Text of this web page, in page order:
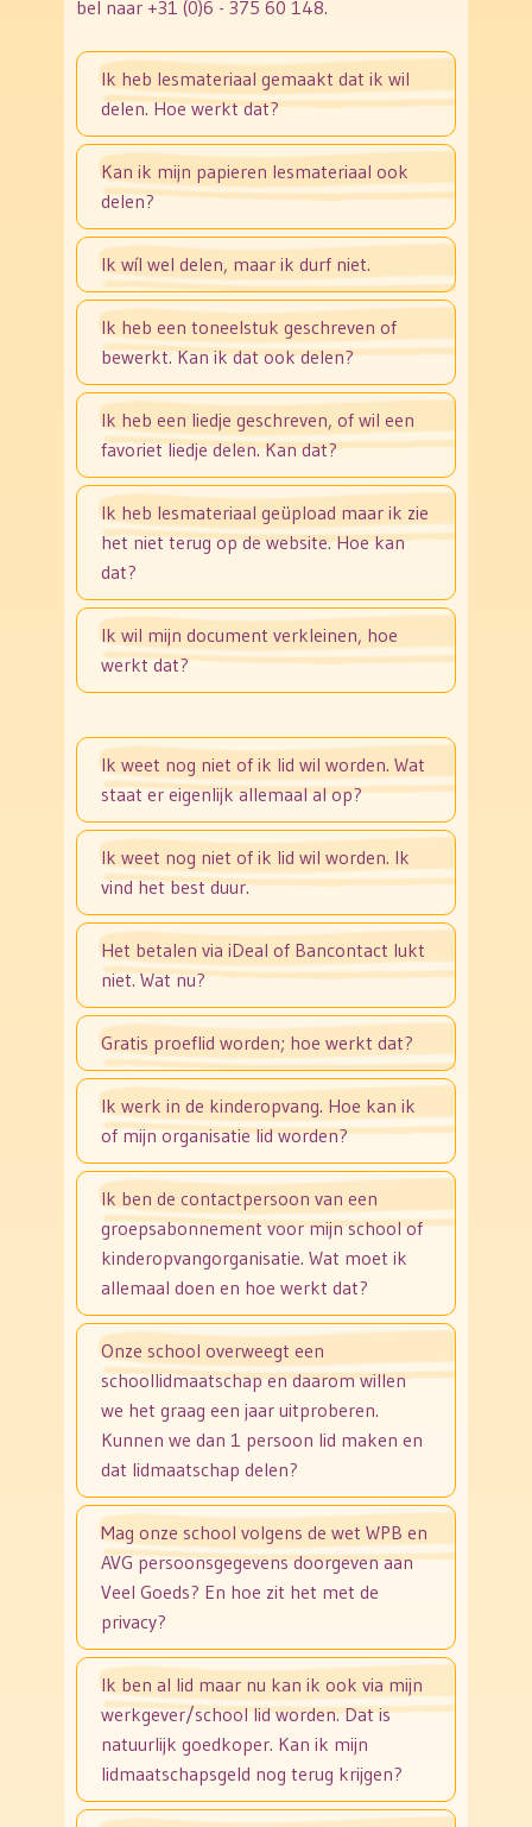
bel naar +31 (0)6 - 375 60 148.
Ik heb lesmateriaal gemaakt dat ik wil
delen. Hoe werkt dat?
Kan ik mijn papieren lesmateriaal ook
delen?
Ik wíl wel delen, maar ik durf niet.
Ik heb een toneelstuk geschreven of
bewerkt. Kan ik dat ook delen?
Ik heb een liedje geschreven, of wil een
favoriet liedje delen. Kan dat?
Ik heb lesmateriaal geüpload maar ik zie
het niet terug op de website. Hoe kan
dat?
Ik wil mijn document verkleinen, hoe
werkt dat?
Ik weet nog niet of ik lid wil worden. Wat
staat er eigenlijk allemaal al op?
Ik weet nog niet of ik lid wil worden. Ik
vind het best duur.
Het betalen via iDeal of Bancontact lukt
niet. Wat nu?
Gratis proeflid worden; hoe werkt dat?
Ik werk in de kinderopvang. Hoe kan ik
of mijn organisatie lid worden?
Ik ben de contactpersoon van een
groepsabonnement voor mijn school of
kinderopvangorganisatie. Wat moet ik
allemaal doen en hoe werkt dat?
Onze school overweegt een
schoollidmaatschap en daarom willen
we het graag een jaar uitproberen.
Kunnen we dan 1 persoon lid maken en
dat lidmaatschap delen?
Mag onze school volgens de wet WPB en
AVG persoonsgegevens doorgeven aan
Veel Goeds? En hoe zit het met de
privacy?
Ik ben al lid maar nu kan ik ook via mijn
werkgever/school lid worden. Dat is
natuurlijk goedkoper. Kan ik mijn
lidmaatschapsgeld nog terug krijgen?